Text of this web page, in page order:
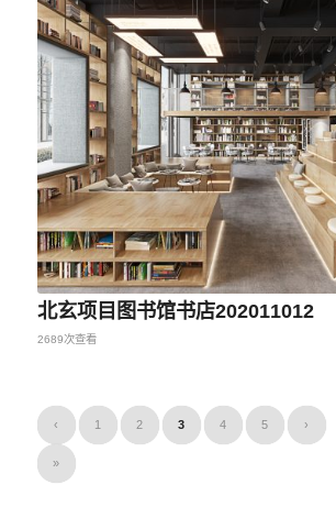
北玄项目图书馆书店202011012
2689次查看
‹ 1 2 3 4 5 ›
»